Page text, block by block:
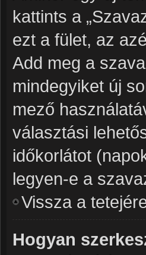
kattints a
ezt a fület, az
Add meg a
mindegyiket új
mező
választási
időkorlátot
legyen-e a
Vissza a
Hogyan